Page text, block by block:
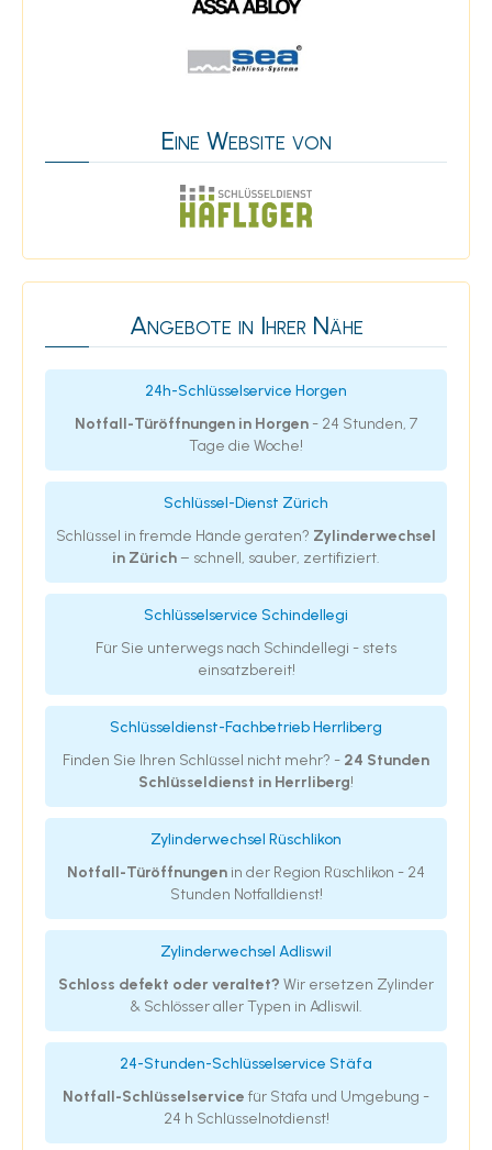
Eine Website von
Angebote in Ihrer Nähe
24h-Schlüsselservice Horgen
Notfall-Türöffnungen in Horgen - 24 Stunden, 7
Tage die Woche!
Schlüssel-Dienst Zürich
Schlüssel in fremde Hände geraten? Zylinderwechsel
in Zürich – schnell, sauber, zertifiziert.
Schlüsselservice Schindellegi
Für Sie unterwegs nach Schindellegi - stets
einsatzbereit!
Schlüsseldienst-Fachbetrieb Herrliberg
Finden Sie Ihren Schlüssel nicht mehr? - 24 Stunden
Schlüsseldienst in Herrliberg!
Zylinderwechsel Rüschlikon
Notfall-Türöffnungen in der Region Rüschlikon - 24
Stunden Notfalldienst!
Zylinderwechsel Adliswil
Schloss defekt oder veraltet? Wir ersetzen Zylinder
& Schlösser aller Typen in Adliswil.
24-Stunden-Schlüsselservice Stäfa
Notfall-Schlüsselservice für Stäfa und Umgebung -
24 h Schlüsselnotdienst!